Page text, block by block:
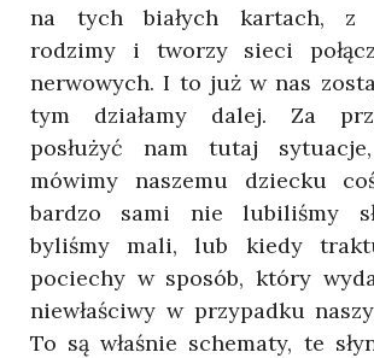
na tych białych kartach, z
rodzimy i tworzy sieci
nerwowych. I to już w nas
tym działamy dalej. Za
posłużyć nam tutaj
mówimy naszemu dziecku
bardzo sami nie lubiliśmy
byliśmy mali, lub kiedy
pociechy w sposób, który
niewłaściwy w przypadku
To są właśnie schematy, te